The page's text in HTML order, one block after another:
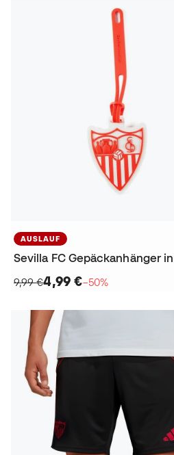
AUSLAUF
9,99 €4,99 €−50%